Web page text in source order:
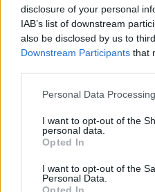
disclosure of your personal
IAB’s list of downstream
also be disclosed by us to
Downstream Participants that
Personal Data
I want to opt-out of the
personal data.
Opted In
I want to opt-out of the
Personal Data.
Opted In
Милиони луѓе, особено од
посакуваат решение во еден
кај нив да биде пронајдена